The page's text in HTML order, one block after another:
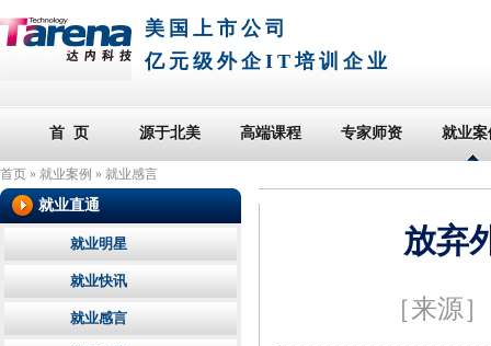
美国上市公司
亿元级外企IT培训企业
首 页 源于北美 高端课程 专家师资 就业案
首页 » 就业案例 » 就业感言
放弃
［来源
就业直通
就业明星
就业快讯
就业感言